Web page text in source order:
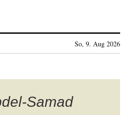
So, 9. Aug 2026
Samad